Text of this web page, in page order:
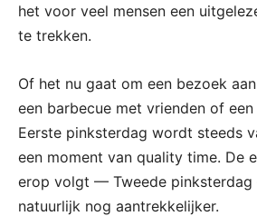
het voor veel mensen een
te trekken.
Of het nu gaat om een bezoek
een barbecue met vrienden of
Eerste pinksterdag wordt steeds
een moment van quality time. De
erop volgt — Tweede
natuurlijk nog aantrekkelijker.